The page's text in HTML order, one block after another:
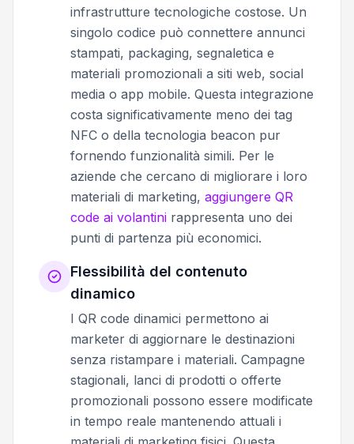
infrastrutture tecnologiche costose. Un
singolo codice può connettere annunci
stampati, packaging, segnaletica e
materiali promozionali a siti web, social
media o app mobile. Questa integrazione
costa significativamente meno dei tag
NFC o della tecnologia beacon pur
fornendo funzionalità simili. Per le
aziende che cercano di migliorare i loro
materiali di marketing, aggiungere QR
code ai volantini rappresenta uno dei
punti di partenza più economici.
Flessibilità del contenuto
dinamico
I QR code dinamici permettono ai
marketer di aggiornare le destinazioni
senza ristampare i materiali. Campagne
stagionali, lanci di prodotti o offerte
promozionali possono essere modificate
in tempo reale mantenendo attuali i